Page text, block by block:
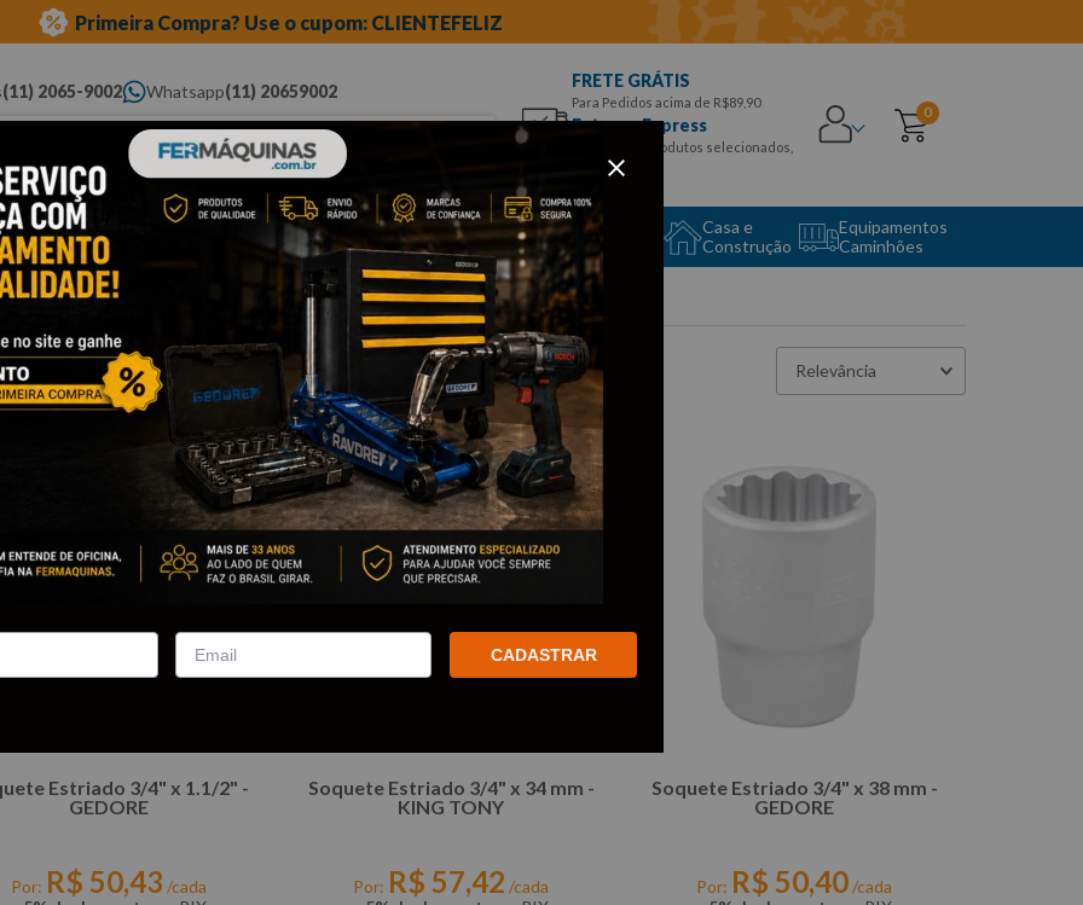
Primeira Compra? Use o cupom: CLIENTEFELIZ
(11) 2065-9002 Whatsapp(11) 20659002
você procura...
FRETE GRÁTIS
Para Pedidos acima de R$89,90
Entrega Express
para CEPS e produtos selecionados,
Aproveite!
0
Ferramentas
Ferramentas
Automotivas Especiais
Equipamento
Auto Center
Casa e
Construção
Equipamentos
Caminhões
estriado
Relevância
Estriado 3/4" x 1.1/2" -
GEDORE
Por: R$ 50,43 /cada
Soquete Estriado 3/4" x 34 mm -
KING TONY
Por: R$ 57,42 /cada
Soquete Estriado 3/4" x 38 mm -
GEDORE
Por: R$ 50,40/cada
CADASTRAR